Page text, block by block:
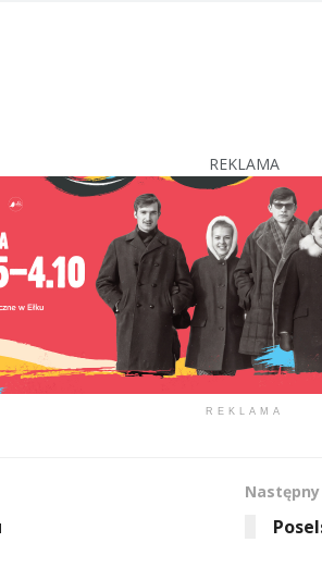
REKLAMA
REKLAMA
Następny